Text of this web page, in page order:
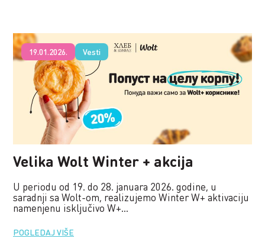
19.01.2026. Vesti
Velika Wolt Winter + akcija
U periodu od 19. do 28. januara 2026. godine, u
saradnji sa Wolt-om, realizujemo Winter W+ aktivaciju
namenjenu isključivo W+...
POGLEDAJ VIŠE